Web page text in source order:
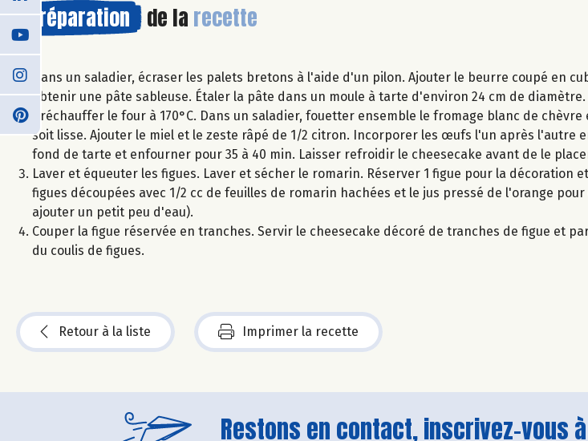
Préparation de la recette
Dans un saladier, écraser les palets bretons à l'aide d'un pilon. Ajouter le beurre coupé en
obtenir une pâte sableuse. Étaler la pâte dans un moule à tarte d'environ 24 cm de diamètre.
Préchauffer le four à 170°C. Dans un saladier, fouetter ensemble le fromage blanc de
soit lisse. Ajouter le miel et le zeste râpé de 1/2 citron. Incorporer les œufs l'un après l'autre
fond de tarte et enfourner pour 35 à 40 min. Laisser refroidir le cheesecake avant de le
Laver et équeuter les figues. Laver et sécher le romarin. Réserver 1 figue pour la décoration
figues découpées avec 1/2 cc de feuilles de romarin hachées et le jus pressé de l'orange
ajouter un petit peu d'eau).
Couper la figue réservée en tranches. Servir le cheesecake décoré de tranches de figue et
du coulis de figues.
Retour à la liste Imprimer la recette
Restons en contact, inscrivez-vous